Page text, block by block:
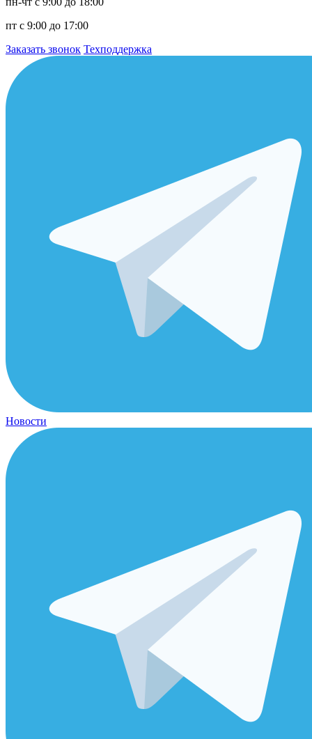
пт с 9:00 до 17:00
Заказать звонок Техподдержка
Новости